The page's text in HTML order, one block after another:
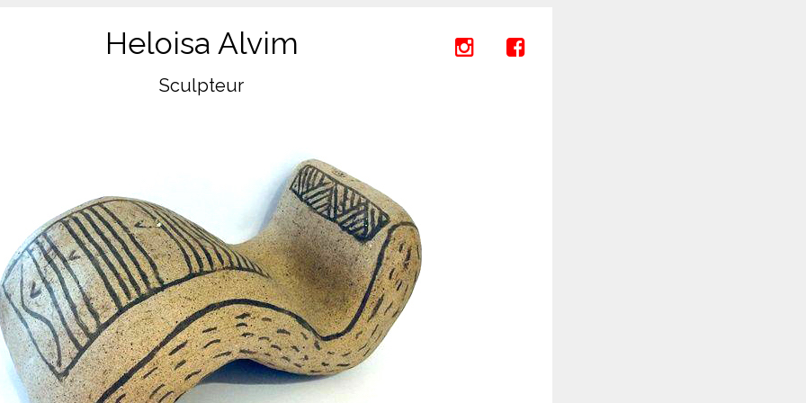
Heloisa Alvim
Sculpteur